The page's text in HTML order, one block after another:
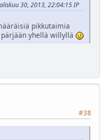
30, 2013, 22:04:15 IP
pikkutaimia
yhellä willyllä
#38